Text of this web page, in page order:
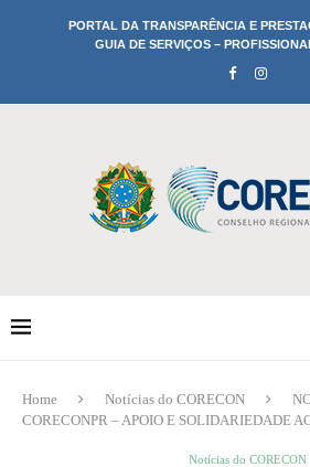
PORTAL DA TRANSPARÊNCIA E
GUIA DE SERVIÇOS –
Home Notícias do CORECON
CORECONPR – APOIO E SOLIDARIEDADE
Notícias do CORECON